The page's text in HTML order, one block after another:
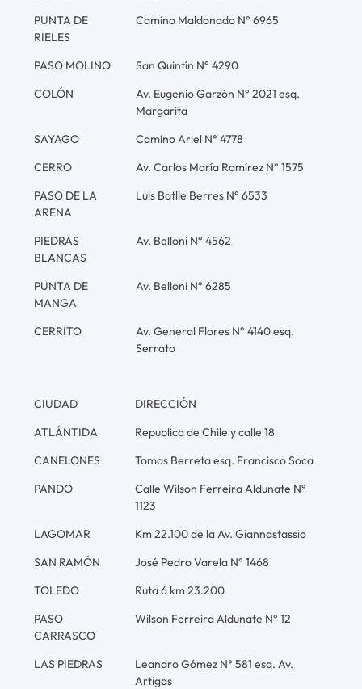
PUNTA DE
RIELES
Camino Maldonado N° 6965
PASO MOLINO
San Quintín N° 4290
COLÓN
Av. Eugenio Garzón N° 2021 esq.
Margarita
SAYAGO
Camino Ariel N° 4778
CERRO
Av. Carlos María Ramírez N° 1575
PASO DE LA
ARENA
Luis Batlle Berres N° 6533
PIEDRAS
BLANCAS
Av. Belloni N° 4562
PUNTA DE
MANGA
Av. Belloni N° 6285
CERRITO
Av. General Flores N° 4140 esq.
Serrato
CIUDAD
DIRECCIÓN
ATLÁNTIDA
Republica de Chile y calle 18
CANELONES
Tomas Berreta esq. Francisco Soca
PANDO
Calle Wilson Ferreira Aldunate N°
1123
LAGOMAR
Km 22.100 de la Av. Giannastassio
SAN RAMÓN
José Pedro Varela N° 1468
TOLEDO
Ruta 6 km 23.200
PASO
CARRASCO
Wilson Ferreira Aldunate N° 12
LAS PIEDRAS
Leandro Gómez N° 581 esq. Av.
Artigas